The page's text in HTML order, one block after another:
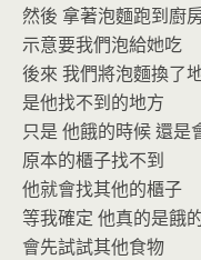
然後 拿著泡麵跑到廚
示意要我們泡給她吃
後來 我們將泡麵換了
是他找不到的地方
只是 他餓的時候 還是
原本的櫃子找不到
他就會找其他的櫃子
等我確定 他真的是餓
會先試試其他食物